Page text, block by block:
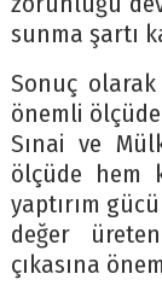
sunma şartı
Sonuç olarak
önemli
Sınai ve
ölçüde hem
yaptırım
değer
çıkasına